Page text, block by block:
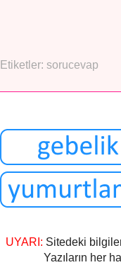
Etiketler: sorucevap
UYARI: Sitedeki
Yazıların her